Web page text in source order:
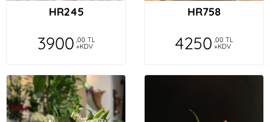
HR245
3900 ,00 TL
+KDV
HR758
4250 ,00 TL
+KDV